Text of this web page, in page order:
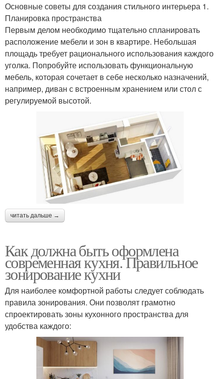
Основные советы для создания стильного интерьера 1.
Планировка пространства
Первым делом необходимо тщательно спланировать
расположение мебели и зон в квартире. Небольшая
площадь требует рационального использования каждого
уголка. Попробуйте использовать функциональную
мебель, которая сочетает в себе несколько назначений,
например, диван с встроенным хранением или стол с
регулируемой высотой.
читать дальше →
Как должна быть оформлена
современная кухня. Правильное
зонирование кухни
Для наиболее комфортной работы следует соблюдать
правила зонирования. Они позволят грамотно
спроектировать зоны кухонного пространства для
удобства каждого: